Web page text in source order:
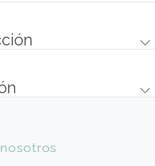
y la rentabilidad del